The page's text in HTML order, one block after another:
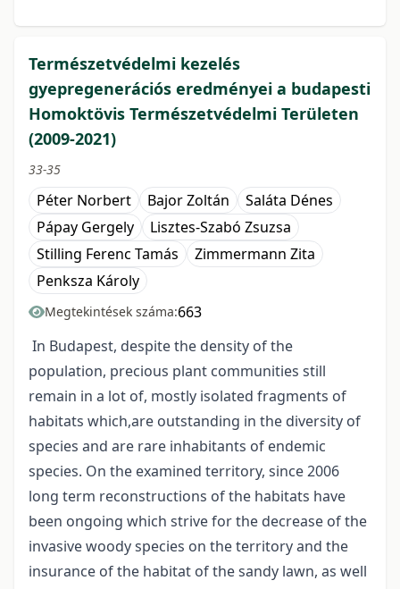
Természetvédelmi kezelés
gyepregenerációs eredményei a budapesti
Homoktövis Természetvédelmi Területen
(2009-2021)
33-35
Péter Norbert Bajor Zoltán
Saláta Dénes
Pápay Gergely
Lisztes-Szabó Zsuzsa
Stilling Ferenc Tamás
Zimmermann Zita
Penksza Károly
Megtekintések száma:663
In Budapest, despite the density of the
population, precious plant communities still
remain in a lot of, mostly isolated fragments of
habitats which,are outstanding in the diversity of
species and are rare inhabitants of endemic
species. On the examined territory, since 2006
long term reconstructions of the habitats have
been ongoing which strive for the decrease of the
invasive woody species on the territory and the
insurance of the habitat of the sandy lawn, as well